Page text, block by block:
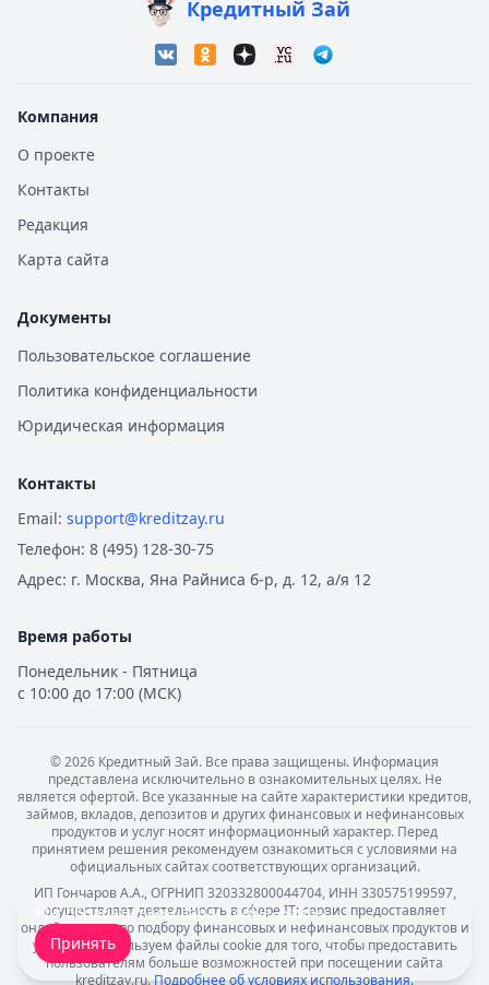
Кредитный Зай
Компания
О проекте
Контакты
Редакция
Карта сайта
Документы
Пользовательское соглашение
Политика конфиденциальности
Юридическая информация
Контакты
Email: support@kreditzay.ru
Телефон: 8 (495) 128-30-75
Адрес: г. Москва, Яна Райниса б-р, д. 12, а/я 12
Время работы
Понедельник - Пятница
с 10:00 до 17:00 (МСК)
©2026 Кредитный Зай. Все права защищены. Информация
представлена исключительно в ознакомительных целях. Не
является офертой. Все указанные на сайте характеристики кредитов,
займов, вкладов, депозитов и других финансовых и нефинансовых
продуктов и услуг носят информационный характер. Перед
принятием решения рекомендуем ознакомиться с условиями на
официальных сайтах соответствующих организаций.
ИП Гончаров А.А., ОГРНИП 320332800044704, ИНН 330575199597,
осуществляет деятельность в сфере IT: сервис предоставляет
онлайн-услуги по подбору финансовых и нефинансовых продуктов и
услуг. Мы используем файлы cookie для того, чтобы предоставить
пользователям больше возможностей при посещении сайта
kreditzay.ru.Подробнее об условиях использования.
Мы обрабатываем ваши cookie-файлы.
Принять